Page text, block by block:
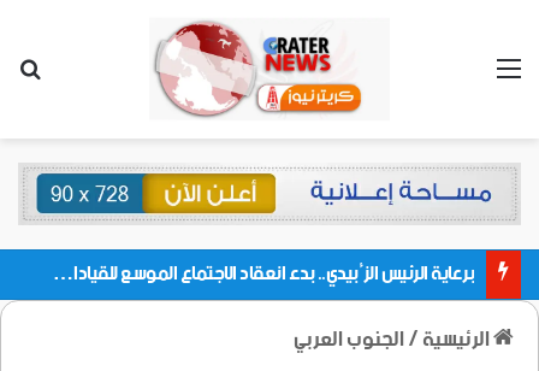
القائمة
برعاية الرئيس الزُبيدي.. بدء انعقاد الاجتماع الموسع للقيادات المحلية بالعاصمة ولمديريات وكتل مجلس العموم ومنسقيات الجامعة بالعاصمة عدن
الرئيسية/الجنوب العربي